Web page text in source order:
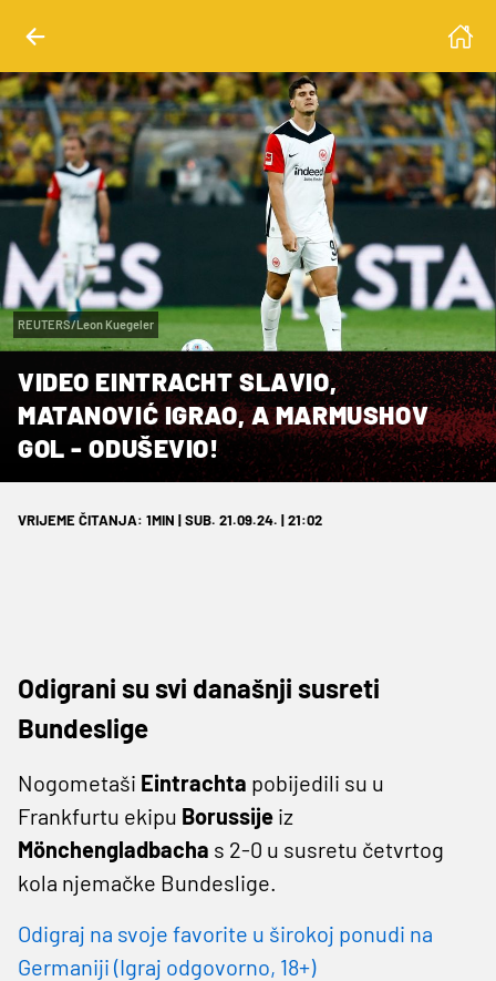
REUTERS/Leon Kuegeler
VIDEO EINTRACHT SLAVIO,
MATANOVIĆ IGRAO, A MARMUSHOV
GOL - ODUŠEVIO!
VRIJEME ČITANJA: 1MIN | SUB. 21.09.24. | 21:02
Odigrani su svi današnji susreti
Bundeslige
Nogometaši Eintrachta pobijedili su u
Frankfurtu ekipu Borussije iz
Mönchengladbacha s 2-0 u susretu četvrtog
kola njemačke Bundeslige.
Odigraj na svoje favorite u širokoj ponudi na
Germaniji (Igraj odgovorno, 18+)